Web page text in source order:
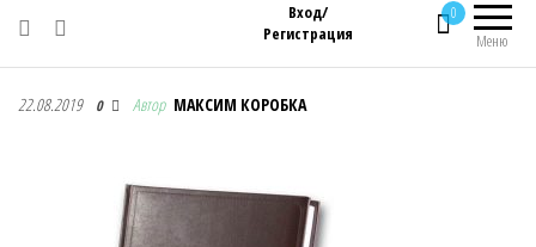
Меню
0
Вход/
Регистрация
Первая Украинская Сувенирная Компания
22.08.2019 0 Автор МАКСИМ КОРОБКА